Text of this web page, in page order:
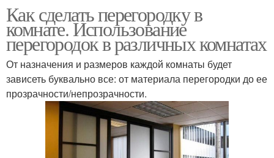
Как сделать перегородку в
комнате. Использование
перегородок в различных комнатах
От назначения и размеров каждой комнаты будет
зависеть буквально все: от материала перегородки до ее
прозрачности/непрозрачности.